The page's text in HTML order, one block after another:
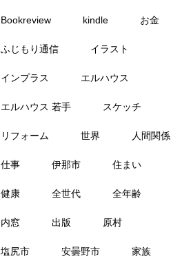
Bookreview kindle お金
ふじもり通信 イラスト
インプラス エルハウス
エルハウス 若手 スケッチ
リフォーム 世界 人間関係
仕事 伊那市 住まい
健康 全世代 全年齢
内窓 出版 原村
塩尻市 安曇野市 家族